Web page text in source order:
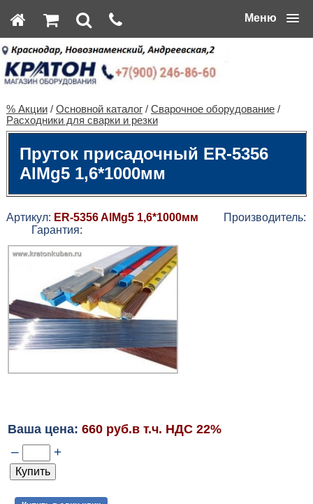
Меню
% Акции/ Основной каталог/ Сварочное оборудование/
Расходники для сварки и резки
Пруток присадочный ER-5356
AlMg5 1,6*1000мм
Артикул: ER-5356 AlMg5 1,6*1000мм Производитель:
Гарантия:
Ваша цена: 660 руб.в т.ч. НДС 22%
– +